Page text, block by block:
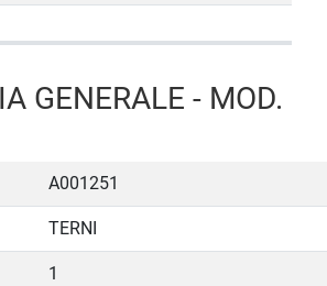
GENERALE - MOD.
A001251
TERNI
1